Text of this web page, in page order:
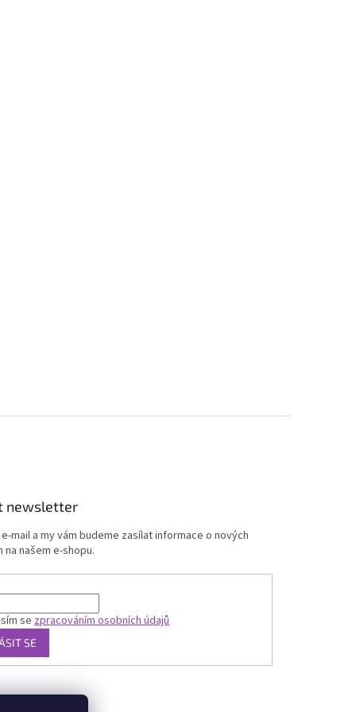
newsletter
mail a my vám budeme zasílat informace o nových
našem e-shopu.
se zpracováním osobních údajů
SE